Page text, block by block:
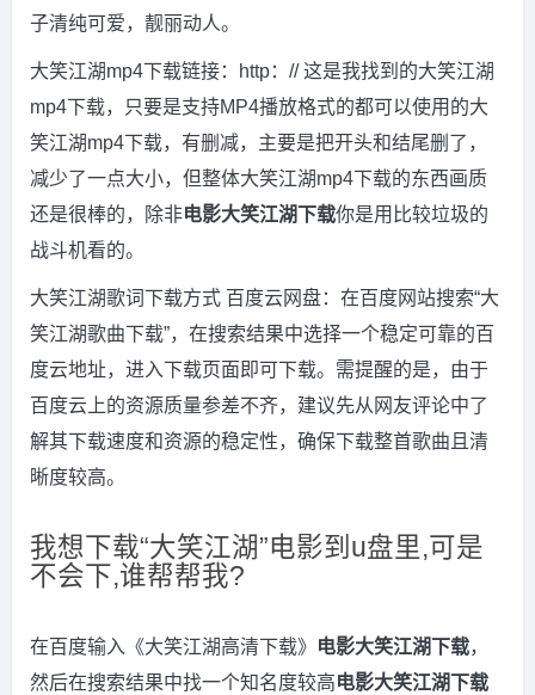
子清纯可爱，靓丽动人。
大笑江湖mp4下载链接：http：// 这是我找到的大笑江湖
mp4下载，只要是支持MP4播放格式的都可以使用的大
笑江湖mp4下载，有删减，主要是把开头和结尾删了，
减少了一点大小，但整体大笑江湖mp4下载的东西画质
还是很棒的，除非电影大笑江湖下载你是用比较垃圾的
战斗机看的。
大笑江湖歌词下载方式 百度云网盘：在百度网站搜索“大
笑江湖歌曲下载”，在搜索结果中选择一个稳定可靠的百
度云地址，进入下载页面即可下载。需提醒的是，由于
百度云上的资源质量参差不齐，建议先从网友评论中了
解其下载速度和资源的稳定性，确保下载整首歌曲且清
晰度较高。
我想下载“大笑江湖”电影到u盘里,可是
不会下,谁帮帮我?
在百度输入《大笑江湖高清下载》 电影大笑江湖下载，
然后在搜索结果中找一个知名度较高电影大笑江湖下载